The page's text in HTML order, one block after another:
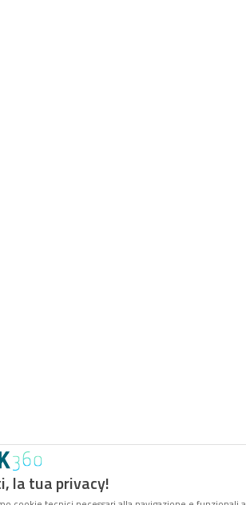
la tua privacy!